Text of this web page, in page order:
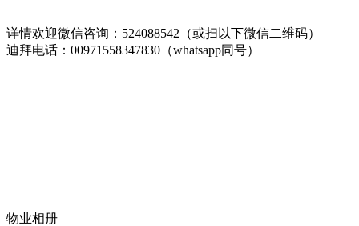
详情欢迎微信咨询：524088542（或扫以下微信二维码）
迪拜电话：00971558347830（whatsapp同号）
物业相册